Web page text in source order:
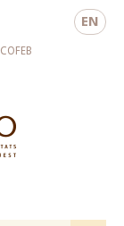
EN
COFEB